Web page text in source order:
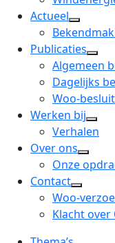
Actueel
open
menu
Publicaties
Algemeen
Dagelijks
Woo-
Werken bij
open
Verhalen
Over ons
open
menu
Onze
Contact
open
Woo-
Klacht